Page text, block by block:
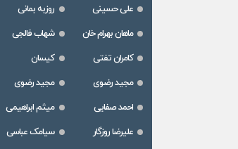
علی حسینی
روزبه بمانی
ماهان بهرام خان
شهاب فالجی
کامران تفتی
کیسان
مجید رضوی
مجید رضوی
احمد صفایی
میثم ابراهیمی
علیرضا روزگار
سیامک عباسی